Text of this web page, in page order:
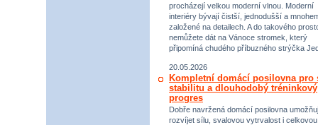
procházejí velkou moderní vlnou. Moderní
interiéry bývají čistší, jednodušší a
založené na detailech. A do takového
nemůžete dát na Vánoce stromek, který
připomíná chudého příbuzného strýčka
20.05.2026
Kompletní domácí posilovna pro
stabilitu a dlouhodobý tréninkový
progres
Dobře navržená domácí posilovna
rozvíjet sílu, svalovou vytrvalost i celkovou